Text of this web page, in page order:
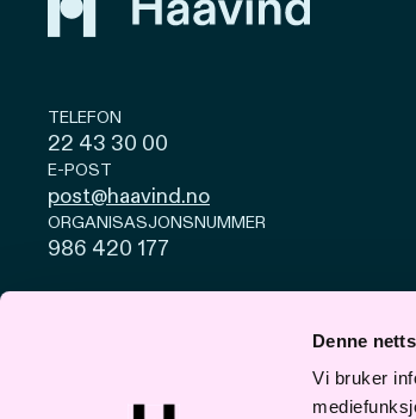
Denne
Vi bruker
TELEFON
22 43 30 00
E-POST
post@haavind.no
ORGANISASJONSNUMMER
986 420 177